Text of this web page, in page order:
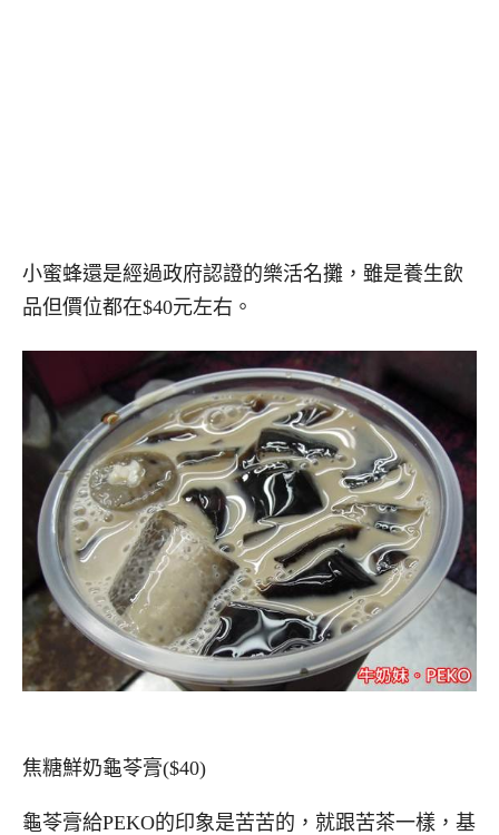
小蜜蜂還是經過政府認證的樂活名攤，雖是養生飲
品但價位都在$40元左右。
焦糖鮮奶龜苓膏($40)
龜苓膏給PEKO的印象是苦苦的，就跟苦茶一樣，基